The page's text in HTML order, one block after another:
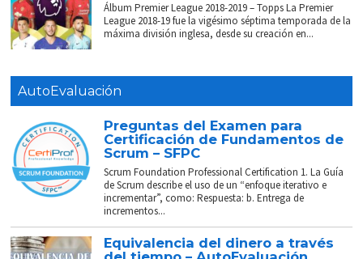
Álbum Premier League 2018-2019 – Topps La Premier
League 2018-19 fue la vigésimo séptima temporada de la
máxima división inglesa, desde su creación en...
AutoEvaluación
Preguntas del Examen para
Certificación de Fundamentos de
Scrum – SFPC
Scrum Foundation Professional Certification 1. La Guía
de Scrum describe el uso de un “enfoque iterativo e
incrementar”, como: Respuesta: b. Entrega de
incrementos...
Equivalencia del dinero a través